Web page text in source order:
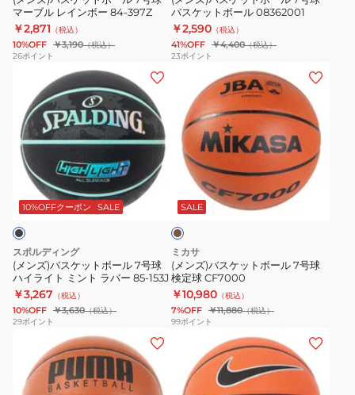
カ
B7G2000-
E5Z
7
号
球
ル
レ
イ
ボ
ー
84-
397Z
マーブル レインボー 84-397Z
￥2,871 （税込）
10%OFF ￥3,190（税込）
26ポイント
7
号
球
ッ
ト
ル
08362001
ッ
ク
バスケットボール 08362001
￥2,590 （税込）
41%OFF ￥4,400（税込）
23ポイント
ズ)
バ
ス
ケ
ト
ボ
ー
ル
7
号
球
10%OFFクーポン SALE
スポルディング
(メンズ)バスケットボール 7号球
ハイライト ミント ラバー 85-153J
￥3,267 （税込）
10%OFF ￥3,630（税込）
29ポイント
バ
ス
ト
ボ
ー
ル
7
号
球
SALE
ブ
ラ
ウ
ミカサ
(メンズ)バスケットボール 7号球
検定球 CF7000
￥10,980 （税込）
7%OFF ￥11,880（税込）
99ポイント
ズ)